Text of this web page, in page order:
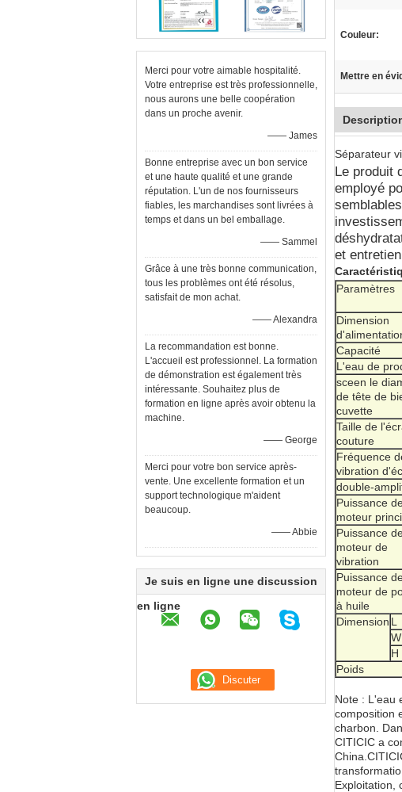
Merci pour votre aimable hospitalité.
Votre entreprise est très professionnelle,
nous aurons une belle coopération
dans un proche avenir.
—— James
Bonne entreprise avec un bon service
et une haute qualité et une grande
réputation. L'un de nos fournisseurs
fiables, les marchandises sont livrées à
temps et dans un bel emballage.
—— Sammel
Grâce à une très bonne communication,
tous les problèmes ont été résolus,
satisfait de mon achat.
—— Alexandra
La recommandation est bonne.
L'accueil est professionnel. La formation
de démonstration est également très
intéressante. Souhaitez plus de
formation en ligne après avoir obtenu la
machine.
—— George
Merci pour votre bon service après-
vente. Une excellente formation et un
support technologique m'aident
beaucoup.
—— Abbie
Je suis en ligne une discussion
en ligne
Couleur:
Mettre en
Séparateur
Le produit
employé
et
Paramètres
Dimension
Capacité
L'eau de
sceen le
de tête de
cuvette
Taille de
couture
Fréquence
vibration
double-
Puissance
moteur
Puissance
moteur de
vibration
Puissance
moteur de
à huile
Dimension L
W
H
Poids
Note : L'eau
composition
charbon.
CITICIC a
Exploitation,